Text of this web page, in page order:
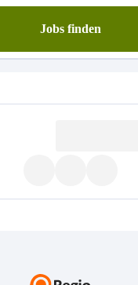
Jobs finden